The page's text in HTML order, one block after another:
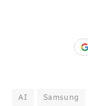
AI Samsung